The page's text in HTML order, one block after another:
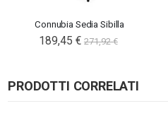
Connubia Sedia Sibilla
189,45 € 271,92 €
PRODOTTI CORRELATI